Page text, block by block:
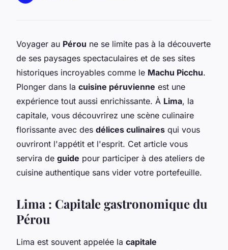
Voyager au Pérou ne se limite pas à la découverte
de ses paysages spectaculaires et de ses sites
historiques incroyables comme le Machu Picchu.
Plonger dans la cuisine péruvienne est une
expérience tout aussi enrichissante. À Lima, la
capitale, vous découvrirez une scène culinaire
florissante avec des délices culinaires qui vous
ouvriront l'appétit et l'esprit. Cet article vous
servira de guide pour participer à des ateliers de
cuisine authentique sans vider votre portefeuille.
Lima : Capitale gastronomique du
Pérou
Lima est souvent appelée la capitale